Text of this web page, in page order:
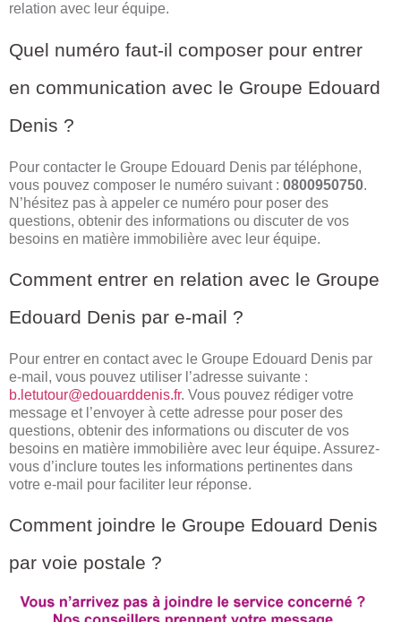
relation avec leur équipe.
Quel numéro faut-il composer pour entrer
en communication avec le Groupe Edouard
Denis ?
Pour contacter le Groupe Edouard Denis par téléphone,
vous pouvez composer le numéro suivant : 0800950750.
N’hésitez pas à appeler ce numéro pour poser des
questions, obtenir des informations ou discuter de vos
besoins en matière immobilière avec leur équipe.
Comment entrer en relation avec le Groupe
Edouard Denis par e-mail ?
Pour entrer en contact avec le Groupe Edouard Denis par
e-mail, vous pouvez utiliser l’adresse suivante :
b.letutour@edouarddenis.fr. Vous pouvez rédiger votre
message et l’envoyer à cette adresse pour poser des
questions, obtenir des informations ou discuter de vos
besoins en matière immobilière avec leur équipe. Assurez-
vous d’inclure toutes les informations pertinentes dans
votre e-mail pour faciliter leur réponse.
Comment joindre le Groupe Edouard Denis
par voie postale ?